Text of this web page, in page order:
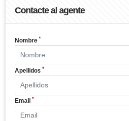
Contacte al agente
Nombre *
Apellidos *
Email *